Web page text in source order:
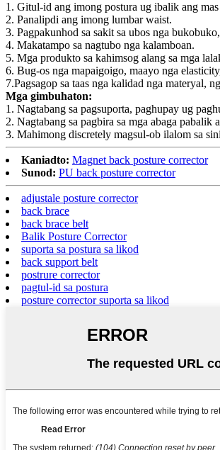
1. Gitul-id ang imong postura ug ibalik ang
2. Panalipdi ang imong lumbar waist.
3. Pagpakunhod sa sakit sa ubos nga
4. Makatampo sa nagtubo nga kalamboan.
5. Mga produkto sa kahimsog alang sa mga
6. Bug-os nga mapaigoigo, maayo nga
7.Pagsagop sa taas nga kalidad nga materyal,
Mga gimbuhaton:
1. Nagtabang sa pagsuporta, paghupay ug
2. Nagtabang sa pagbira sa mga abaga
3. Mahimong discretely magsul-ob ilalom sa
Kaniadto: Magnet back posture corrector
Sunod: PU back posture corrector
adjustale posture corrector
back brace
back brace belt
Balik Posture Corrector
suporta sa postura sa likod
back support belt
postrure corrector
pagtul-id sa postura
posture corrector suporta sa likod